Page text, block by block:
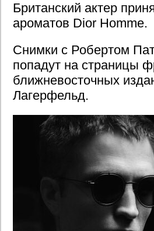
Британский актер
ароматов Dior Homme.
Снимки с Робертом
попадут на страницы
ближневосточных
Лагерфельд.